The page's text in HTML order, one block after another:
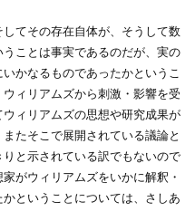
てその存在自体が、そうして数
ことは事実であるのだが、実の
かなるものであったかというこ
ィリアムズから刺激・影響を受
ィリアムズの思想や研究成果が
たそこで展開されている議論と
と示されている訳でもないので
がウィリアムズをいかに解釈・
ということについては、さしあ